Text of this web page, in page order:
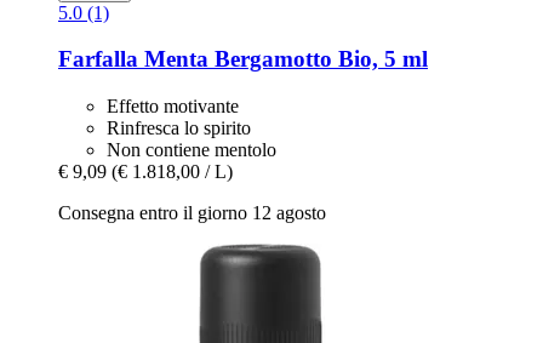
5.0 (1)
Farfalla Menta Bergamotto Bio, 5 ml
Effetto motivante
Rinfresca lo spirito
Non contiene mentolo
€ 9,09 (€ 1.818,00 / L)
Consegna entro il giorno 12 agosto